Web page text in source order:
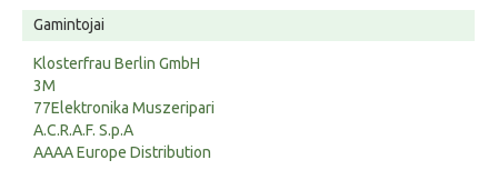
Gamintojai
Klosterfrau Berlin GmbH
3M
77Elektronika Muszeripari
A.C.R.A.F. S.p.A
AAAA Europe Distribution